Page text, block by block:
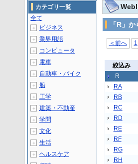
「R」
＜前へ 1
絞込み
R
RA
RB
RC
RD
RE
RF
RG
RH
カテゴリ一覧
全て
＋ ビジネス
＋ 業界用語
＋ コンピュータ
＋ 電車
＋ 自動車・バイク
＋ 船
＋ 工学
＋ 建築・不動産
＋ 学問
＋ 文化
＋ 生活
＋ ヘルスケア